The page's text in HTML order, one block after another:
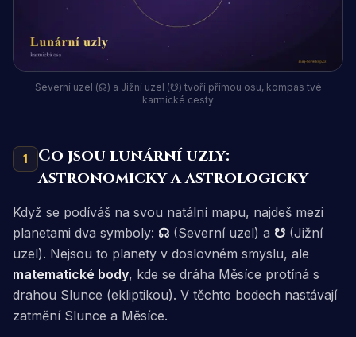
Severní uzel (☊) a Jižní uzel (☋) tvoří přímou osu, kompas tvé
karmické cesty
1
Co jsou lunární uzly:
astronomicky a astrologicky
Když se podíváš na svou natální mapu, najdeš mezi
planetami dva symboly: ☊ (Severní uzel) a ☋ (Jižní
uzel). Nejsou to planety v doslovném smyslu, ale
matematické body, kde se dráha Měsíce protíná s
drahou Slunce (ekliptikou). V těchto bodech nastávají
zatmění Slunce a Měsíce.